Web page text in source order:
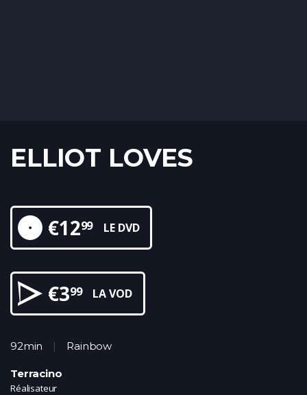
ELLIOT LOVES
€1299 LE DVD
€399 LA VOD
92min Rainbow
Terracino
Réalisateur